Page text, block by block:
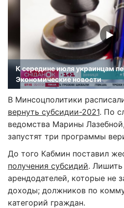
К середине июля украинцам
Экономические новости
В Минсоцполитики
вернуть субсидии-2021. По
ведомства Марины
запустят три программы
До того Кабмин поставил
получения субсидий. Лишить
арендодателей, которые не
доходы; должников по
категорий граждан.